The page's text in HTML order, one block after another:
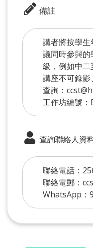
備註
講者將按學
議同時參與
級，例如中二
講座不可錄
查詢：
工作坊編號：
查詢聯絡人資
聯絡電話：
聯絡電郵：
WhatsApp：